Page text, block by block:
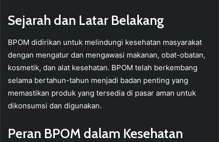
Sejarah dan Latar Belakang
BPOM didirikan untuk melindungi kesehatan masyarakat
dengan mengatur dan mengawasi makanan, obat-obatan,
kosmetik, dan alat kesehatan. BPOM telah berkembang
selama bertahun-tahun menjadi badan penting yang
memastikan produk yang tersedia di pasar aman untuk
dikonsumsi dan digunakan.
Peran BPOM dalam Kesehatan